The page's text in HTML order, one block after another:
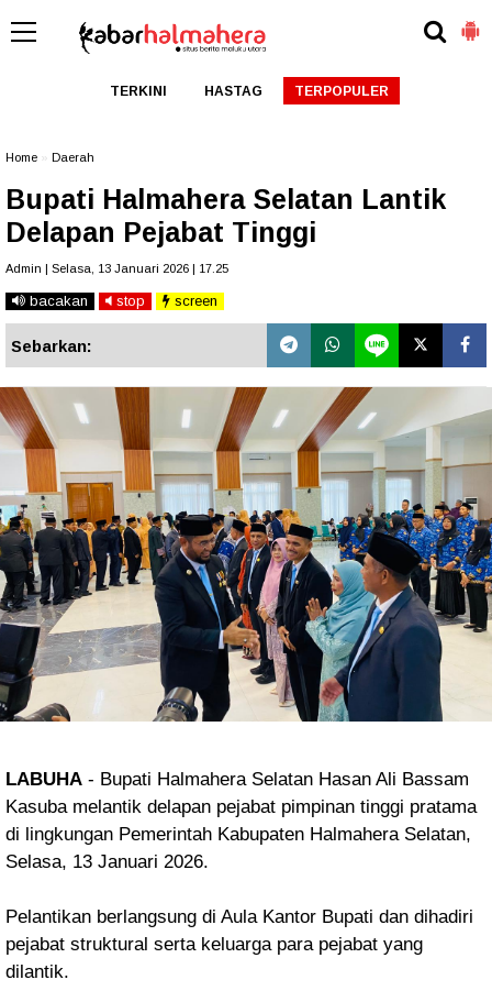
TERKINI HASTAG TERPOPULER
Home Daerah
Bupati Halmahera Selatan Lantik
Delapan Pejabat Tinggi
Admin | Selasa, 13 Januari 2026 | 17.25
bacakan stop screen
Sebarkan:
LABUHA - Bupati Halmahera Selatan Hasan Ali Bassam
Kasuba melantik delapan pejabat pimpinan tinggi pratama
di lingkungan Pemerintah Kabupaten Halmahera Selatan,
Selasa, 13 Januari 2026.
Pelantikan berlangsung di Aula Kantor Bupati dan dihadiri
pejabat struktural serta keluarga para pejabat yang
dilantik.